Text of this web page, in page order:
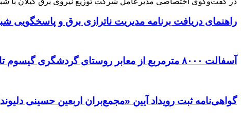
راهنمای دریافت برنامه مدیریت ناترازی برق و پاسخگویی
آسفالت ۸۰۰۰ مترمربع از معابر روستای گردشگری گیسوم تالش
گواهی‌نامه ثبت رویداد آیین «مجمع‌بران اربعین حسینی